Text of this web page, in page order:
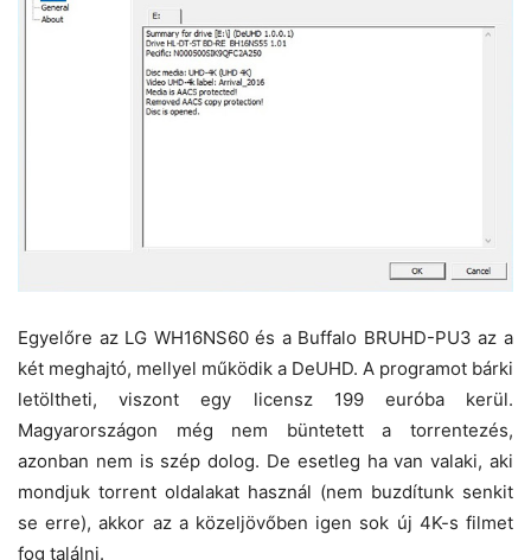
Egyelőre az LG WH16NS60 és a Buffalo BRUHD-PU3 az a
két meghajtó, mellyel működik a DeUHD. A programot bárki
letöltheti, viszont egy licensz 199 euróba kerül.
Magyarországon még nem büntetett a torrentezés,
azonban nem is szép dolog. De esetleg ha van valaki, aki
mondjuk torrent oldalakat használ (nem buzdítunk senkit
se erre), akkor az a közeljövőben igen sok új 4K-s filmet
fog találni.